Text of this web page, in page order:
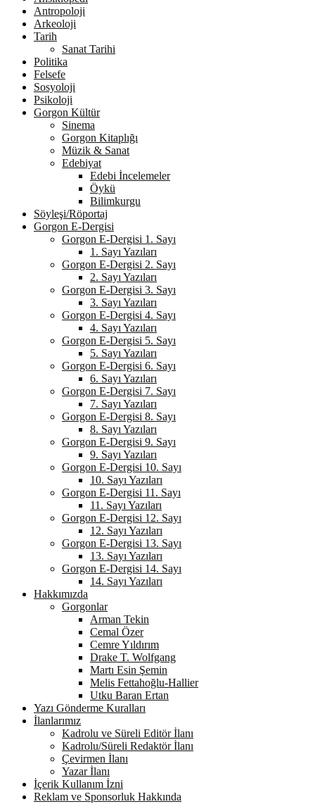
Antropoloji
Arkeoloji
Tarih
Sanat Tarihi
Politika
Felsefe
Sosyoloji
Psikoloji
Gorgon Kültür
Sinema
Gorgon Kitaplığı
Müzik & Sanat
Edebiyat
Edebi İncelemeler
Öykü
Bilimkurgu
Söyleşi/Röportaj
Gorgon E-Dergisi
Gorgon E-Dergisi 1. Sayı
1. Sayı Yazıları
Gorgon E-Dergisi 2. Sayı
2. Sayı Yazıları
Gorgon E-Dergisi 3. Sayı
3. Sayı Yazıları
Gorgon E-Dergisi 4. Sayı
4. Sayı Yazıları
Gorgon E-Dergisi 5. Sayı
5. Sayı Yazıları
Gorgon E-Dergisi 6. Sayı
6. Sayı Yazıları
Gorgon E-Dergisi 7. Sayı
7. Sayı Yazıları
Gorgon E-Dergisi 8. Sayı
8. Sayı Yazıları
Gorgon E-Dergisi 9. Sayı
9. Sayı Yazıları
Gorgon E-Dergisi 10. Sayı
10. Sayı Yazıları
Gorgon E-Dergisi 11. Sayı
11. Sayı Yazıları
Gorgon E-Dergisi 12. Sayı
12. Sayı Yazıları
Gorgon E-Dergisi 13. Sayı
13. Sayı Yazıları
Gorgon E-Dergisi 14. Sayı
14. Sayı Yazıları
Hakkımızda
Gorgonlar
Arman Tekin
Cemal Özer
Cemre Yıldırım
Drake T. Wolfgang
Martı Esin Şemin
Melis Fettahoğlu-Hallier
Utku Baran Ertan
Yazı Gönderme Kuralları
İlanlarımız
Kadrolu ve Süreli Editör İlanı
Kadrolu/Süreli Redaktör İlanı
Çevirmen İlanı
Yazar İlanı
İçerik Kullanım İzni
Reklam ve Sponsorluk Hakkında